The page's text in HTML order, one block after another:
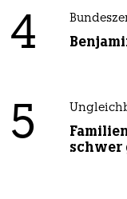
4
5
schwer